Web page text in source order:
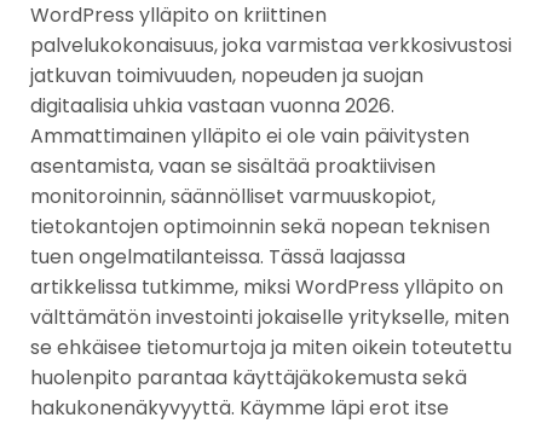
WordPress ylläpito on kriittinen
palvelukokonaisuus, joka varmistaa verkkosivustosi
jatkuvan toimivuuden, nopeuden ja suojan
digitaalisia uhkia vastaan vuonna 2026.
Ammattimainen ylläpito ei ole vain päivitysten
asentamista, vaan se sisältää proaktiivisen
monitoroinnin, säännölliset varmuuskopiot,
tietokantojen optimoinnin sekä nopean teknisen
tuen ongelmatilanteissa. Tässä laajassa
artikkelissa tutkimme, miksi WordPress ylläpito on
välttämätön investointi jokaiselle yritykselle, miten
se ehkäisee tietomurtoja ja miten oikein toteutettu
huolenpito parantaa käyttäjäkokemusta sekä
hakukonenäkyvyyttä. Käymme läpi erot itse